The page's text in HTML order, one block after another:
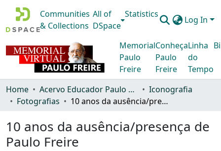
Communities
& Collections
All of
DSpace
Statistics
Log In
Memorial
Paulo
Freire
Conheça
Paulo
Freire
Linha
do
Tempo
Home Acervo Educador Paulo Freire
Iconografia
Fotografias
10 anos da ausência/presença de Paulo Freire
10 anos da ausência/presença de
Paulo Freire